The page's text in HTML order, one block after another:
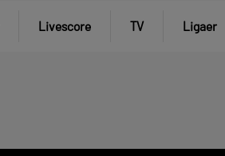
Livescore TV Ligaer